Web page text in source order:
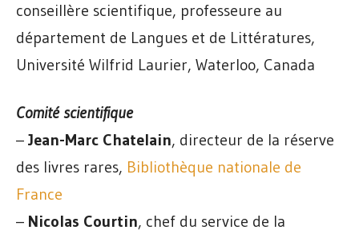
conseillère scientifique, professeure au
département de Langues et de Littératures,
Université Wilfrid Laurier, Waterloo, Canada
Comité scientifique
– Jean-Marc Chatelain, directeur de la réserve
des livres rares, Bibliothèque nationale de
France
– Nicolas Courtin, chef du service de la